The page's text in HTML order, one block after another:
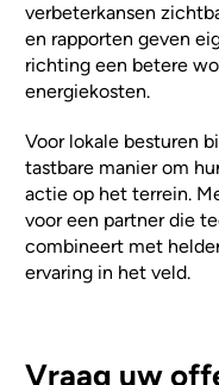
verbeterkansen
en rapporten geven
richting een betere
energiekosten.
Voor lokale besturen
tastbare manier om
actie op het terrein.
voor een partner die
combineert met
ervaring in het veld.
Vraag uw